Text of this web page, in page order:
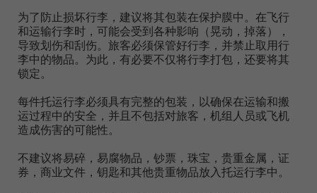
为了防止损坏行李，建议将其包装在保护膜中。在飞行
和运输行李时，可能会受到各种影响（晃动，掉落），
导致划伤和刮伤。旅客必须保管好行李，并禁止取用行
李中的物品。为此，有必要不仅将行李打包，还要将其
锁定。
每件托运行李必须具有完整的包装，以确保在运输和搬
运过程中的安全，并且不包括对旅客，机组人员或飞机
造成伤害的可能性。
不建议将易碎，易腐物品，钞票，珠宝，贵重金属，证
券，商业文件，钥匙和其他贵重物品放入托运行李中。